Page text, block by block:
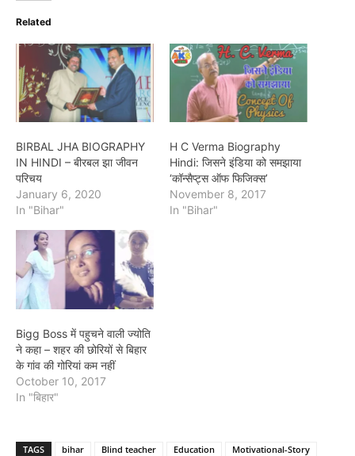
Related
BIRBAL JHA BIOGRAPHY
IN HINDI – बीरबल झा जीवन
परिचय
January 6, 2020
In "Bihar"
H C Verma Biography
Hindi: जिसने इंडिया को समझाया
‘कॉन्सैप्ट्स ऑफ फिजिक्स’
November 8, 2017
In "Bihar"
Bigg Boss में पहुचने वाली ज्योति
ने कहा – शहर की छोरियों से बिहार
के गांव की गोरियां कम नहीं
October 10, 2017
In "बिहार"
TAGS bihar Blind teacher Education
Motivational-Story